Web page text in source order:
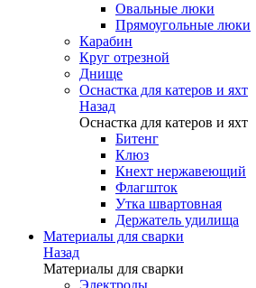
Овальные люки
Прямоугольные люки
Карабин
Круг отрезной
Днище
Оснастка для катеров и яхт
Назад
Оснастка для катеров и яхт
Битенг
Клюз
Кнехт нержавеющий
Флагшток
Утка швартовная
Держатель удилища
Материалы для сварки
Назад
Материалы для сварки
Электроды